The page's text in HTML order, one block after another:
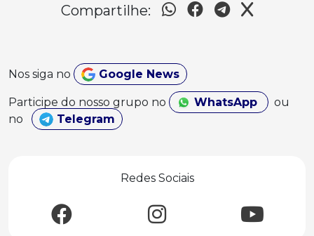
Compartilhe:
Nos siga no Google News
Participe do nosso grupo no WhatsApp
ou
no
Telegram
Redes Sociais